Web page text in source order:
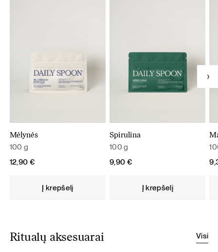
Mėlynės
100 g
12,90 €
Į krepšelį
Spirulina
100 g
9,90 €
Į krepšelį
Ritualų aksesuarai Visi